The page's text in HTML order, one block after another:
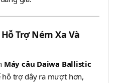
Trợ Ném Xa Và
Máy câu Daiwa Ballistic
trợ dây ra mượt hơn,